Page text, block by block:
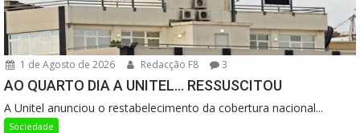
1 de Agosto de 2026 Redacção F8 3
AO QUARTO DIA A UNITEL… RESSUSCITOU
A Unitel anunciou o restabelecimento da cobertura nacional...
Sociedade